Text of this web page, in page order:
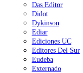
Das Editor
Didot
Dykinson
Ediar
Ediciones UC
Editores Del Sur
Eudeba
Externado